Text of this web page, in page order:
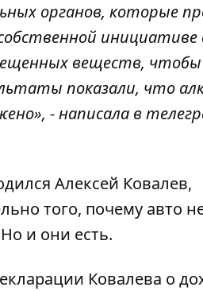
органов, которые
инициативе
веществ,
показали, что
- написала в
Алексей Ковалев,
того, почему авто
и они есть.
Ковалева о